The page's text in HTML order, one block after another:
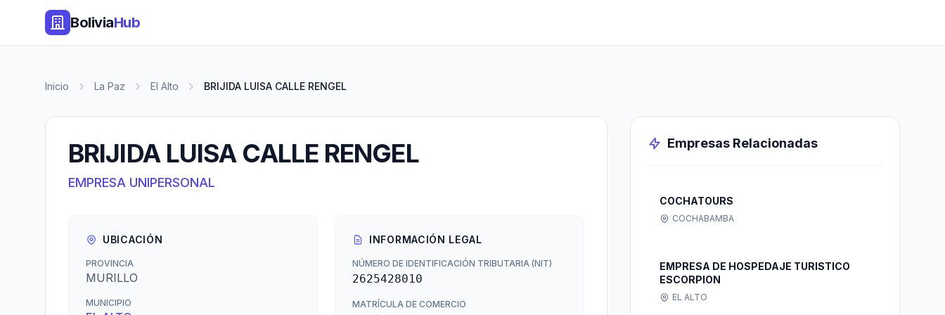
BoliviaHub
Inicio La Paz El Alto BRIJIDA LUISA CALLE RENGEL
BRIJIDA LUISA CALLE RENGEL
EMPRESA UNIPERSONAL
UBICACIÓN
PROVINCIA
MURILLO
MUNICIPIO
INFORMACIÓN LEGAL
NÚMERO DE IDENTIFICACIÓN TRIBUTARIA (NIT)
2625428010
MATRÍCULA DE COMERCIO
Empresas Relacionadas
COCHATOURS
COCHABAMBA
EMPRESA DE HOSPEDAJE TURISTICO
ESCORPION
EL ALTO